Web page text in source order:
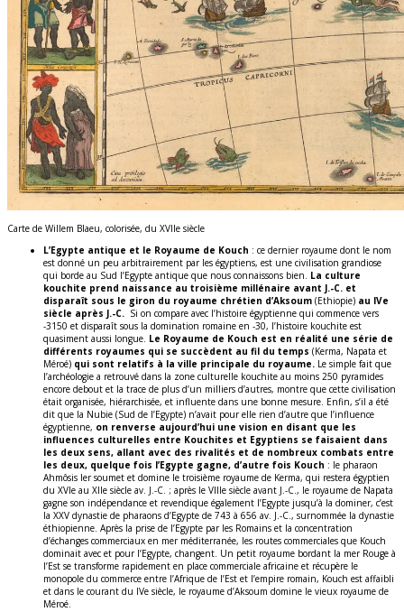
Carte de Willem Blaeu, colorisée, du XVIIe siècle
L’Egypte antique et le Royaume de Kouch : ce dernier royaume dont le nom
est donné un peu arbitrairement par les égyptiens, est une civilisation grandiose
qui borde au Sud l’Egypte antique que nous connaissons bien. La culture
kouchite prend naissance au troisième millénaire avant J.-C. et
disparaît sous le giron du royaume chrétien d’Aksoum (Ethiopie) au IVe
siècle après J.-C. Si on compare avec l’histoire égyptienne qui commence vers
-3150 et disparaît sous la domination romaine en -30, l’histoire kouchite est
quasiment aussi longue. Le Royaume de Kouch est en réalité une série de
différents royaumes qui se succèdent au fil du temps (Kerma, Napata et
Méroé) qui sont relatifs à la ville principale du royaume. Le simple fait que
l’archéologie a retrouvé dans la zone culturelle kouchite au moins 250 pyramides
encore debout et la trace de plus d’un milliers d’autres, montre que cette civilisation
était organisée, hiérarchisée, et influente dans une bonne mesure. Enfin, s’il a été
dit que la Nubie (Sud de l’Egypte) n’avait pour elle rien d’autre que l’influence
égyptienne, on renverse aujourd’hui une vision en disant que les
influences culturelles entre Kouchites et Egyptiens se faisaient dans
les deux sens, allant avec des rivalités et de nombreux combats entre
les deux, quelque fois l’Egypte gagne, d’autre fois Kouch : le pharaon
Ahmôsis Ier soumet et domine le troisième royaume de Kerma, qui restera égyptien
du XVIe au XIIe siècle av. J.-C. ; après le VIIIe siècle avant J.-C., le royaume de Napata
gagne son indépendance et revendique également l’Egypte jusqu’à la dominer, c’est
la XXV dynastie de pharaons d’Egypte de 743 à 656 av. J.-C., surnommée la dynastie
éthiopienne. Après la prise de l’Egypte par les Romains et la concentration
d’échanges commerciaux en mer méditerranée, les routes commerciales que Kouch
dominait avec et pour l’Egypte, changent. Un petit royaume bordant la mer Rouge à
l’Est se transforme rapidement en place commerciale africaine et récupère le
monopole du commerce entre l’Afrique de l’Est et l’empire romain, Kouch est affaibli
et dans le courant du IVe siècle, le royaume d’Aksoum domine le vieux royaume de
Méroé.